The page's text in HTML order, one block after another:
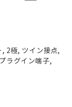
2極, ツイン接点,
ラグイン端子,